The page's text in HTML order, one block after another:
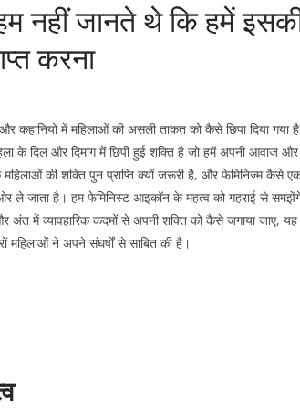
नहीं जानते थे कि हमें
करना
कहानियों में महिलाओं की असली ताकत को कैसे छिपा दिया गया
महिला के दिल और दिमाग में छिपी हुई शक्ति है जो हमें अपनी
की शक्ति पुन प्राप्ति क्यों जरूरी है, और फेमिनिज्म कैसे एक
ले जाता है। हम फेमिनिस्ट आइकॉन के महत्व को गहराई से
अंत में व्यावहारिक कदमों से अपनी शक्ति को कैसे जगाया जाए,
महिलाओं ने अपने संघर्षों से साबित की है।​